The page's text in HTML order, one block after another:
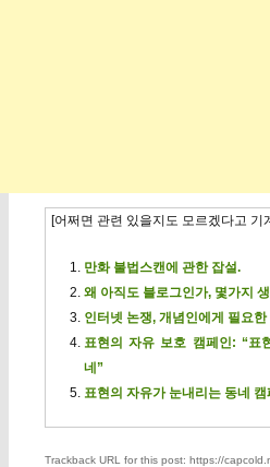
[어쩌면 관련 있을지도 모르겠다고 기
만화 불법스캔에 관한 잡설.
왜 아직도 블로그인가, 몇가지
인터넷 논쟁, 개념인에게 필요
표현의 자유 보호 캠페인: “표
네”
표현의 자유가 눈내리는 동네
Trackback URL for this post: https://